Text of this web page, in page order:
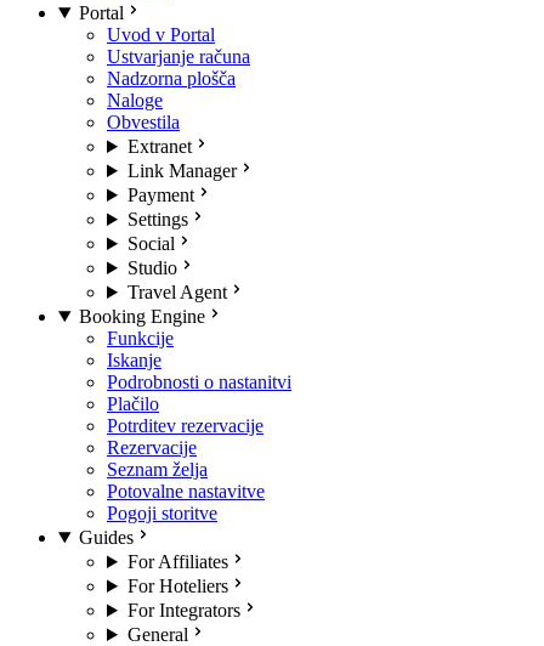
Portal
Uvod v Portal
Ustvarjanje računa
Nadzorna plošča
Naloge
Obvestila
Extranet
Link Manager
Payment
Settings
Social
Studio
Travel Agent
Booking Engine
Funkcije
Iskanje
Podrobnosti o nastanitvi
Plačilo
Potrditev rezervacije
Rezervacije
Seznam želja
Potovalne nastavitve
Pogoji storitve
Guides
For Affiliates
For Hoteliers
For Integrators
General